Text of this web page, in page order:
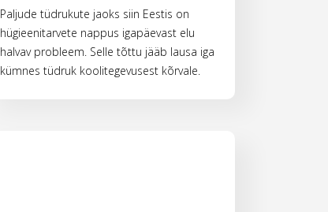
Paljude tüdrukute jaoks siin Eestis on
hügieenitarvete nappus igapäevast elu
halvav probleem. Selle tõttu jääb lausa iga
kümnes tüdruk koolitegevusest kõrvale.